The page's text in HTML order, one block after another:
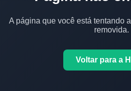
A página que você está tentando
removida.
Voltar para a